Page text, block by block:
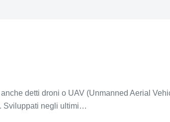
detti droni o UAV (Unmanned Aerial
Sviluppati negli ultimi…